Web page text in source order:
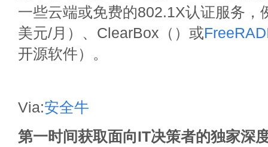
一些云端或免费的802.1X认证服务，
美元/月）、ClearBox（）或
开源软件）。
Via:安全牛
第一时间获取面向IT决策者的独家深